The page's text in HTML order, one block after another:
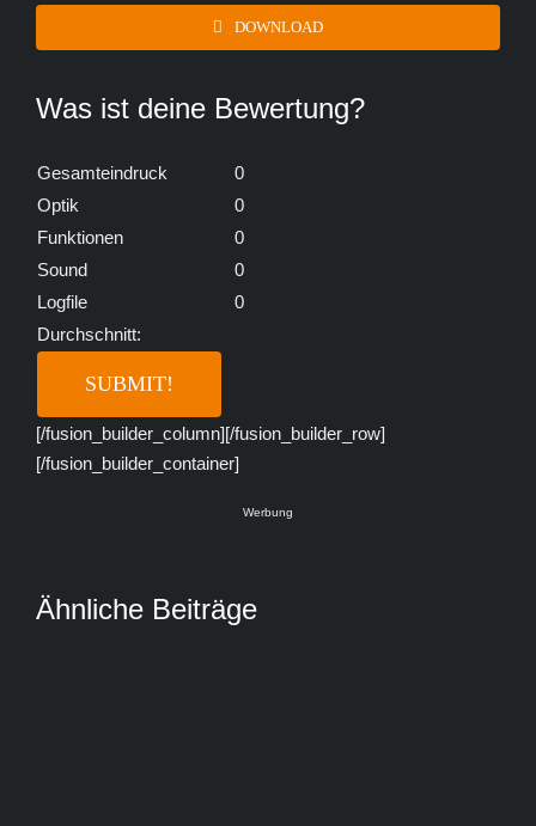
DOWNLOAD
Was ist deine Bewertung?
Gesamteindruck
0
Optik
0
Funktionen
0
Sound
0
Logfile
0
Durchschnitt:
[/fusion_builder_column][/fusion_builder_row]
[/fusion_builder_container]
Werbung
Ähnliche Beiträge